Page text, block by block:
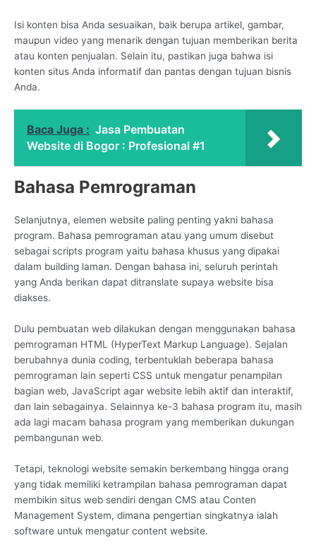
Isi konten bisa Anda sesuaikan, baik berupa artikel, gambar,
maupun video yang menarik dengan tujuan memberikan berita
atau konten penjualan. Selain itu, pastikan juga bahwa isi
konten situs Anda informatif dan pantas dengan tujuan bisnis
Anda.
Baca Juga : Jasa Pembuatan
Website di Bogor : Profesional #1
Bahasa Pemrograman
Selanjutnya, elemen website paling penting yakni bahasa
program. Bahasa pemrograman atau yang umum disebut
sebagai scripts program yaitu bahasa khusus yang dipakai
dalam building laman. Dengan bahasa ini, seluruh perintah
yang Anda berikan dapat ditranslate supaya website bisa
diakses.
Dulu pembuatan web dilakukan dengan menggunakan bahasa
pemrograman HTML (HyperText Markup Language). Sejalan
berubahnya dunia coding, terbentuklah beberapa bahasa
pemrograman lain seperti CSS untuk mengatur penampilan
bagian web, JavaScript agar website lebih aktif dan interaktif,
dan lain sebagainya. Selainnya ke-3 bahasa program itu, masih
ada lagi macam bahasa program yang memberikan dukungan
pembangunan web.
Tetapi, teknologi website semakin berkembang hingga orang
yang tidak memiliki ketrampilan bahasa pemrograman dapat
membikin situs web sendiri dengan CMS atau Conten
Management System, dimana pengertian singkatnya ialah
software untuk mengatur content website.